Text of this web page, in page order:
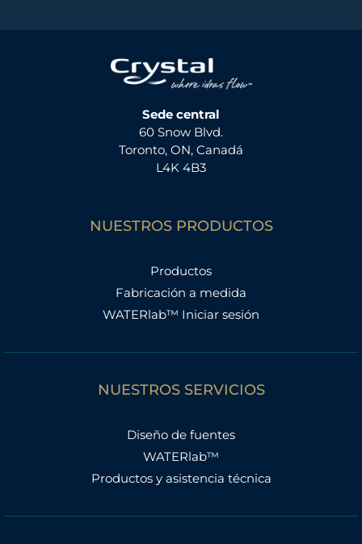
Sede central
60 Snow Blvd.
Toronto, ON, Canadá
L4K 4B3
NUESTROS PRODUCTOS
Productos
Fabricación a medida
WATERlab™ Iniciar sesión
NUESTROS SERVICIOS
Diseño de fuentes
WATERlab™
Productos y asistencia técnica